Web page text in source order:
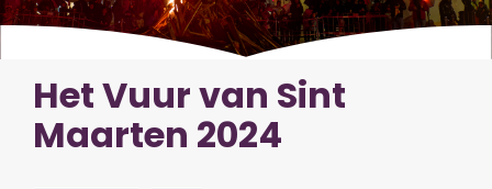
Het Vuur van Sint
Maarten 2024